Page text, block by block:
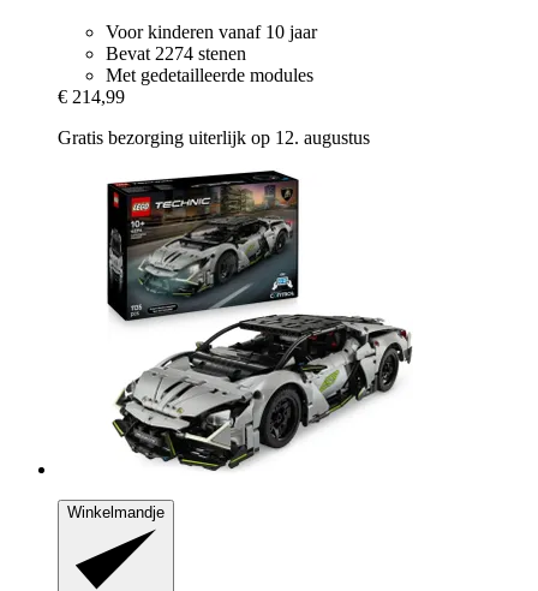
Voor kinderen vanaf 10 jaar
Bevat 2274 stenen
Met gedetailleerde modules
€ 214,99
Gratis bezorging uiterlijk op 12. augustus
Winkelmandje